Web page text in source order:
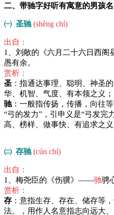
二、带驰字好听有寓意的男孩
㈠ 圣驰 (shèng chí)
出自：
1、刘敞的《六月二十六日西
愚有余。
赏析：
圣 ：指通达事理、聪明、神圣
华、机智、气度、有本领之义；
驰：一般指传扬，传播，向往
“弓的发力”，引申义是“弓发完
高、榜样、做事快、有追求之义
㈡ 存驰 (cún chí)
出自：
1、梅尧臣的《伤骥》——驰骋
赏析：
存 ：意指生存、存在、储存等
法。，用作人名意指志向远大、